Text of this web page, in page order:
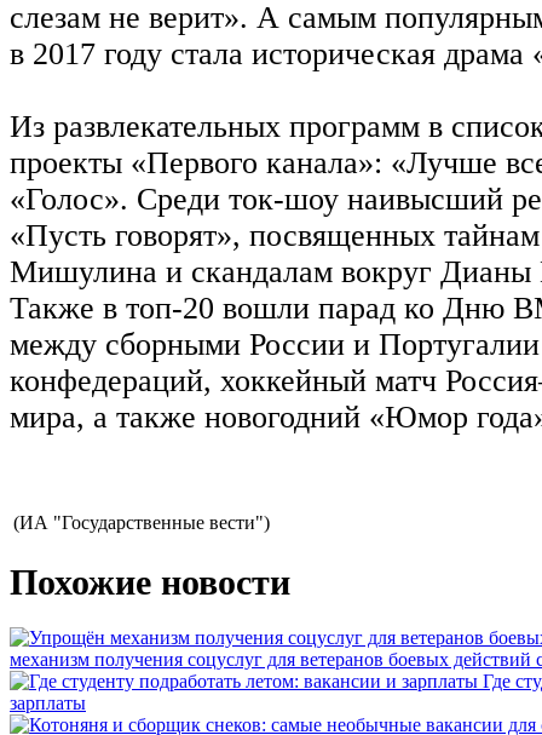
слезам не верит». А самым
в 2017 году стала историческая драма
Из развлекательных программ в
проекты «Первого канала»: «Лучше
«Голос». Среди ток-шоу наивысший
«Пусть говорят», посвященных
Мишулина и скандалам вокруг
Также в топ-20 вошли парад ко Дню
между сборными России и
конфедераций, хоккейный матч
мира, а также новогодний «Юмор
(ИА "Государственные вести")
Похожие новости
механизм получения соцуслуг для ветеранов боевых действий
Где
зарплаты